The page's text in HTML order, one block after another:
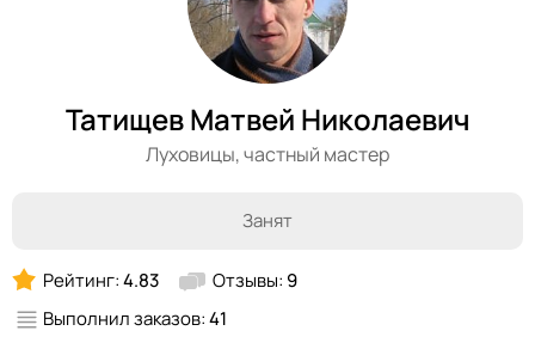
Татищев Матвей Николаевич
Луховицы,частный мастер
Занят
Рейтинг:4.83 Отзывы: 9
Выполнил заказов:41